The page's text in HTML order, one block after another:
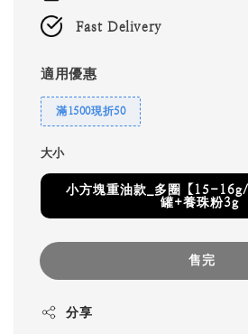
Fast Delivery
適用優惠
滿1500現折50
大小
小方塊重油款_多圈【15-
罐+養珠粉3g
售完
分享